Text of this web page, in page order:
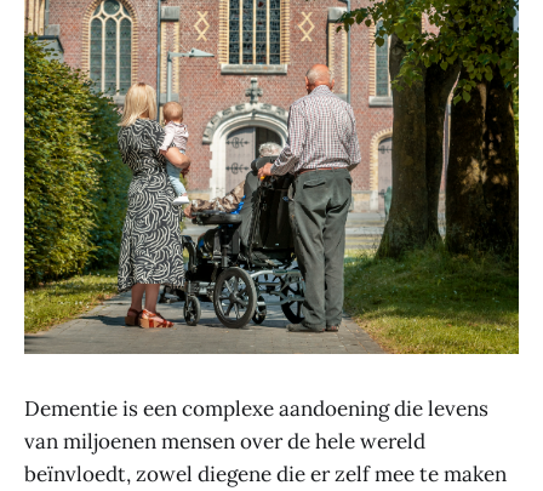
Dementie is een complexe aandoening die levens
van miljoenen mensen over de hele wereld
beïnvloedt, zowel diegene die er zelf mee te maken